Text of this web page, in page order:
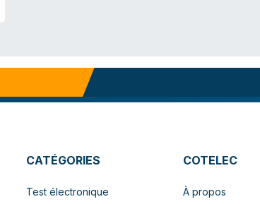
CATÉGORIES
Test électronique
COTELEC
À propos